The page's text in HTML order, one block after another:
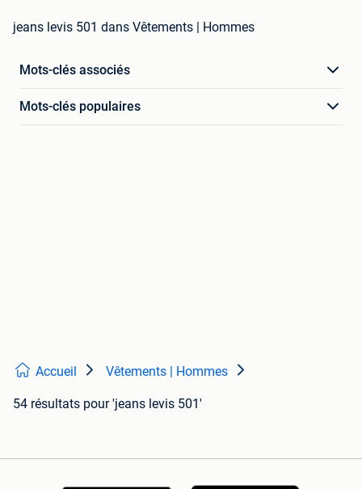
jeans levis 501 dans Vêtements | Hommes
Mots-clés associés
Mots-clés populaires
Accueil Vêtements | Hommes
54 résultats pour 'jeans levis 501'